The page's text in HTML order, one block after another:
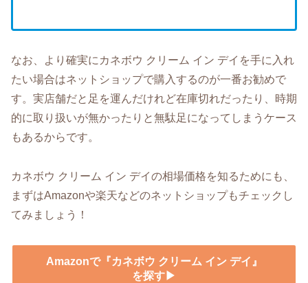
なお、より確実にカネボウ クリーム イン デイを手に入れ
たい場合はネットショップで購入するのが一番お勧めで
す。実店舗だと足を運んだけれど在庫切れだったり、時期
的に取り扱いが無かったりと無駄足になってしまうケース
もあるからです。
カネボウ クリーム イン デイの相場価格を知るためにも、
まずはAmazonや楽天などのネットショップもチェックし
てみましょう！
Amazonで『カネボウ クリーム イン デイ』
を探す▶